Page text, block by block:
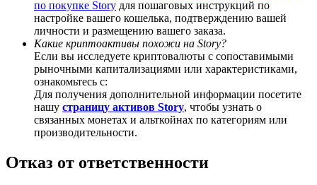
BTC Welcome Rewards
по покупке Story для пошаговых инструкций по
настройке вашего кошелька, подтверждению вашей
личности и размещению вашего заказа.
Какие криптоактивы похожи на Story?
Если вы исследуете криптовалюты с сопоставимыми
рыночными капитализациями или характеристиками,
ознакомьтесь с:
Для получения дополнительной информации посетите
нашу страницу активов Story, чтобы узнать о
связанных монетах и альткойнах по категориям или
производительности.
Отказ от ответственности